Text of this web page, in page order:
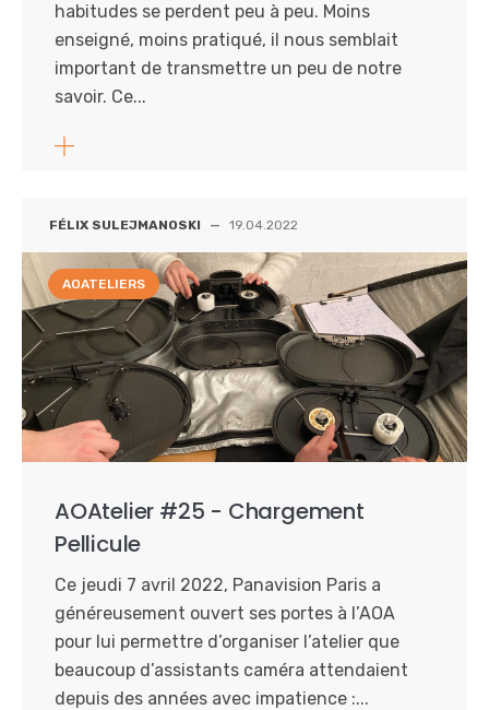
habitudes se perdent peu à peu. Moins
enseigné, moins pratiqué, il nous semblait
important de transmettre un peu de notre
savoir. Ce...
FÉLIX SULEJMANOSKI — 19.04.2022
AOATELIERS
AOAtelier #25 - Chargement
Pellicule
Ce jeudi 7 avril 2022, Panavision Paris a
généreusement ouvert ses portes à l’AOA
pour lui permettre d’organiser l’atelier que
beaucoup d’assistants caméra attendaient
depuis des années avec impatience :...